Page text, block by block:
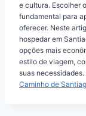
e cultura. Escolher
fundamental para
oferecer. Neste
hospedar em
opções mais
estilo de viagem,
suas
Caminho de